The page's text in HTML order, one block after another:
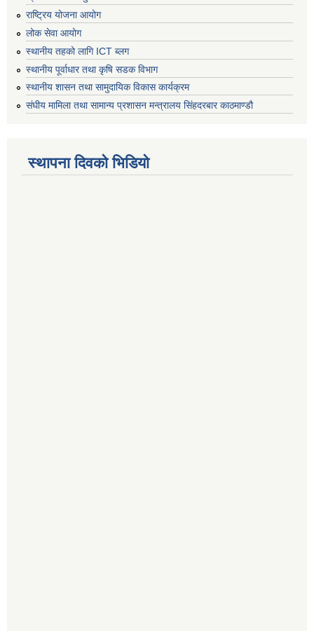
राष्ट्रिय योजना आयोग
लोक सेवा आयोग
स्थानीय तहको लागि ICT ब्लग
स्थानीय पूर्वाधार तथा कृषि सडक विभाग
स्थानीय शासन तथा सामुदायिक विकास कार्यक्रम
संघीय मामिला तथा सामान्य प्रशासन मन्त्रालय सिंहदरबार काठमाण्डौ
स्थापना दिवको भिडियो